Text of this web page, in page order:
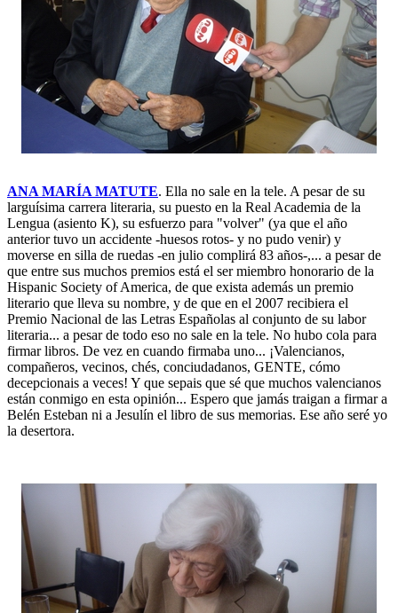
ANA MARÍA MATUTE. Ella no sale en la tele. A pesar de su
larguísima carrera literaria, su puesto en la Real Academia de la
Lengua (asiento K), su esfuerzo para "volver" (ya que el año
anterior tuvo un accidente -huesos rotos- y no pudo venir) y
moverse en silla de ruedas -en julio complirá 83 años-,... a pesar de
que entre sus muchos premios está el ser miembro honorario de la
Hispanic Society of America, de que exista además un premio
literario que lleva su nombre, y de que en el 2007 recibiera el
Premio Nacional de las Letras Españolas al conjunto de su labor
literaria... a pesar de todo eso no sale en la tele. No hubo cola para
firmar libros. De vez en cuando firmaba uno... ¡Valencianos,
compañeros, vecinos, chés, conciudadanos, GENTE, cómo
decepcionais a veces! Y que sepais que sé que muchos valencianos
están conmigo en esta opinión... Espero que jamás traigan a firmar a
Belén Esteban ni a Jesulín el libro de sus memorias. Ese año seré yo
la desertora.